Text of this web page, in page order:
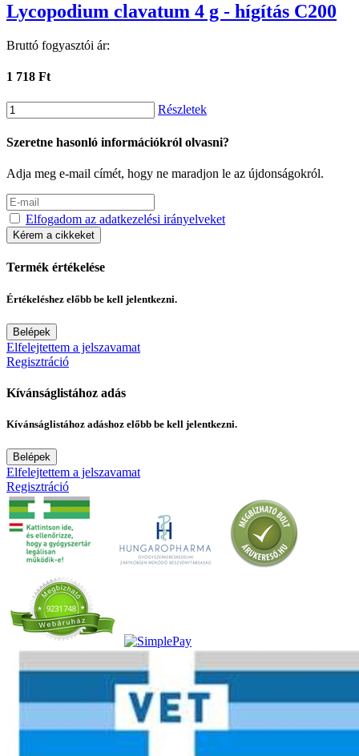
Lycopodium clavatum 4 g - hígítás C200
Bruttó fogyasztói ár:
1 718 Ft
Részletek
Szeretne hasonló információkról olvasni?
Adja meg e-mail címét, hogy ne maradjon le az újdonságokról.
Elfogadom az adatkezelési irányelveket
Kérem a cikkeket
Termék értékelése
Értékeléshez előbb be kell jelentkezni.
Belépek
Elfelejtettem a jelszavamat
Regisztráció
Kívánságlistához adás
Kívánságlistához adáshoz előbb be kell jelentkezni.
Belépek
Elfelejtettem a jelszavamat
Regisztráció